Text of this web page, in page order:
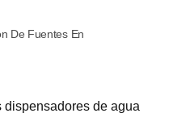
De Fuentes En